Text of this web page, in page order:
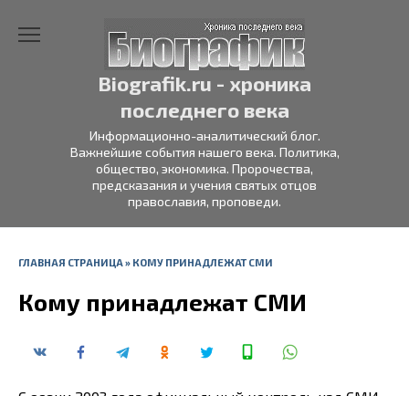
Biografik.ru - хроника
последнего века
Информационно-аналитический блог.
Важнейшие события нашего века. Политика,
общество, экономика. Пророчества,
предсказания и учения святых отцов
православия, проповеди.
ГЛАВНАЯ СТРАНИЦА» КОМУ ПРИНАДЛЕЖАТ СМИ
Кому принадлежат СМИ